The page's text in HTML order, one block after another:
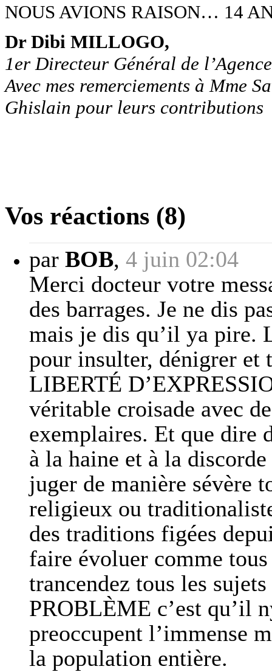
NOUS AVIONS RAISON… 14
Dr Dibi MILLOGO,
1er Directeur Général de
Avec mes remerciements à Mme
Ghislain pour leurs contributions
Vos réactions (8)
par BOB, 4 juin 02:04
Merci docteur votre
des barrages. Je ne dis
mais je dis qu’il ya pire.
pour insulter, dénigrer et
LIBERTÉ
véritable croisade avec
exemplaires. Et que dire
à la haine et à la
juger de manière sévère
religieux ou
des traditions figées
faire évoluer comme
trancendez tous les
PROBLÈME c’est qu’il
preoccupent l’immense
la population entière.